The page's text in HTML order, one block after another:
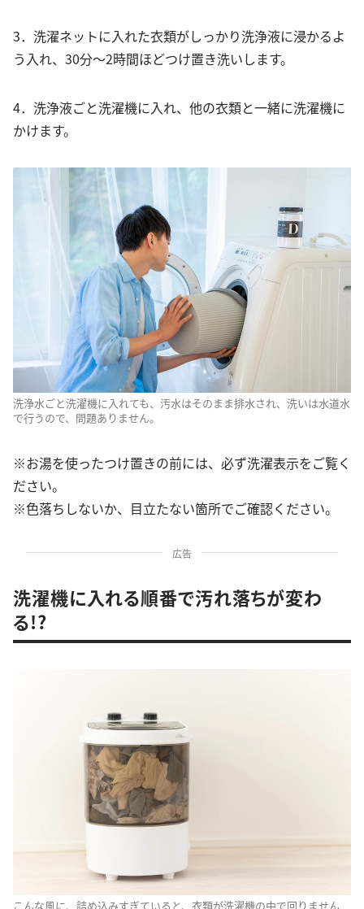
3．洗濯ネットに入れた衣類がしっかり洗浄液に浸かるよ
う入れ、30分～2時間ほどつけ置き洗いします。
4．洗浄液ごと洗濯機に入れ、他の衣類と一緒に洗濯機に
かけます。
洗浄水ごと洗濯機に入れても、汚水はそのまま排水され、洗いは水道水
で行うので、問題ありません。
※お湯を使ったつけ置きの前には、必ず洗濯表示をご覧く
ださい。
※色落ちしないか、目立たない箇所でご確認ください。
広告
洗濯機に入れる順番で汚れ落ちが変わ
る!?
こんな風に、詰め込みすぎていると、衣類が洗濯機の中で回りません